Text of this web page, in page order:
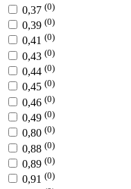
0,37 (0)
0,39 (0)
0,41 (0)
0,43 (0)
0,44 (0)
0,45 (0)
0,46 (0)
0,49 (0)
0,80 (0)
0,88 (0)
0,89 (0)
0,91 (0)